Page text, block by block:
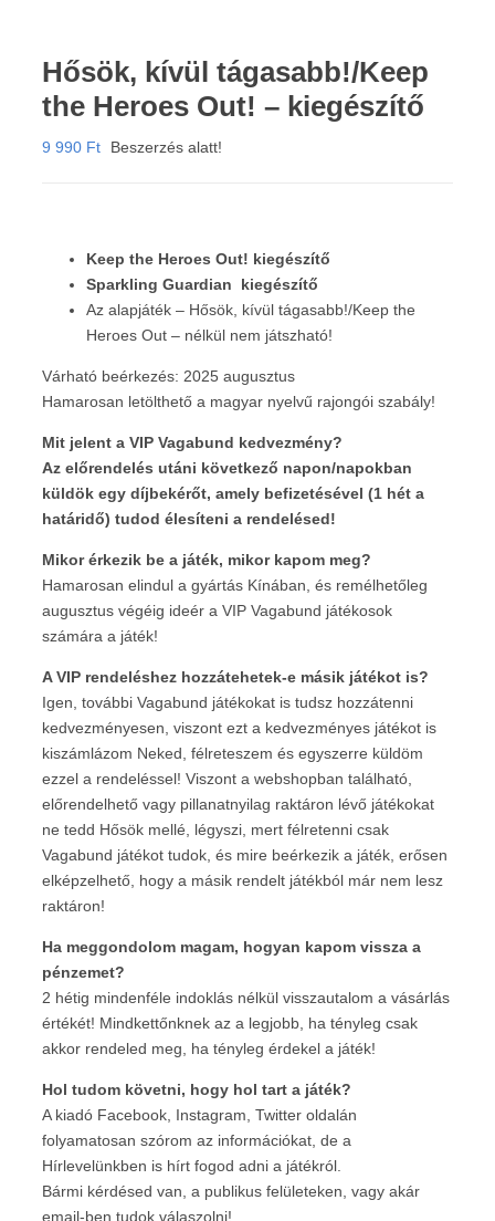
Hősök, kívül tágasabb!/Keep
the Heroes Out! – kiegészítő
9 990 Ft Beszerzés alatt!
Keep the Heroes Out! kiegészítő
Sparkling Guardian kiegészítő
Az alapjáték – Hősök, kívül tágasabb!/Keep the
Heroes Out – nélkül nem játszható!
Várható beérkezés: 2025 augusztus
Hamarosan letölthető a magyar nyelvű rajongói szabály!
Mit jelent a VIP Vagabund kedvezmény?
Az előrendelés utáni következő napon/napokban
küldök egy díjbekérőt, amely befizetésével (1 hét a
határidő) tudod élesíteni a rendelésed!
Mikor érkezik be a játék, mikor kapom meg?
Hamarosan elindul a gyártás Kínában, és remélhetőleg
augusztus végéig ideér a VIP Vagabund játékosok
számára a játék!
A VIP rendeléshez hozzátehetek-e másik játékot is?
Igen, további Vagabund játékokat is tudsz hozzátenni
kedvezményesen, viszont ezt a kedvezményes játékot is
kiszámlázom Neked, félreteszem és egyszerre küldöm
ezzel a rendeléssel! Viszont a webshopban található,
előrendelhető vagy pillanatnyilag raktáron lévő játékokat
ne tedd Hősök mellé, légyszi, mert félretenni csak
Vagabund játékot tudok, és mire beérkezik a játék, erősen
elképzelhető, hogy a másik rendelt játékból már nem lesz
raktáron!
Ha meggondolom magam, hogyan kapom vissza a
pénzemet?
2 hétig mindenféle indoklás nélkül visszautalom a vásárlás
értékét! Mindkettőnknek az a legjobb, ha tényleg csak
akkor rendeled meg, ha tényleg érdekel a játék!
Hol tudom követni, hogy hol tart a játék?
A kiadó Facebook, Instagram, Twitter oldalán
folyamatosan szórom az információkat, de a
Hírlevelünkben is hírt fogod adni a játékról.
Bármi kérdésed van, a publikus felületeken, vagy akár
email-ben tudok válaszolni!